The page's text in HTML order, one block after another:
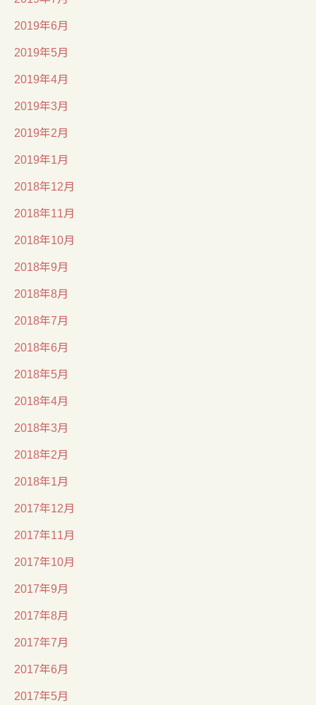
2019年6月
2019年5月
2019年4月
2019年3月
2019年2月
2019年1月
2018年12月
2018年11月
2018年10月
2018年9月
2018年8月
2018年7月
2018年6月
2018年5月
2018年4月
2018年3月
2018年2月
2018年1月
2017年12月
2017年11月
2017年10月
2017年9月
2017年8月
2017年7月
2017年6月
2017年5月